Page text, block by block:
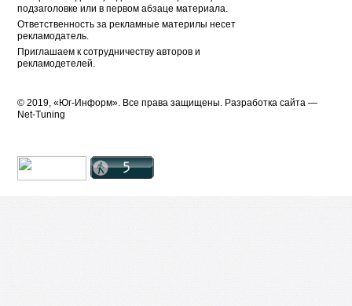
подзаголовке или в первом абзаце материала.
Ответственность за рекламные материлы несет
рекламодатель.
Приглашаем к сотрудничеству авторов и
рекламодетелей.
© 2019, «Юг-Информ». Все права защищены. Разработка cайта —
Net-Tuning